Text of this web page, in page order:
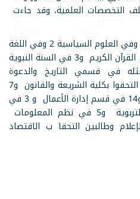
التخصصات العلمية، وقد جاءت
في قسم آداب اللغة الإنجليزية 4 وفي العلوم السياسية 2 وفي اللغة
العربية 6 بينما تقدم ٧ طلاب في القرآن الكريم و3 في السنة النبوية
في قسمي التاريخ والدعوة
الإسلامية بينما 18 طالب وطالبة التحقوا بكلية الشريعة والقانون و7
في القضاء والسياسة الشرعية و14 في قسم إدارة الأعمال و 3 في
قسم الفقه و8 في العلوم التربوية و5 في نظم المعلومات
وطالبين التحقا ب الاقتصاد